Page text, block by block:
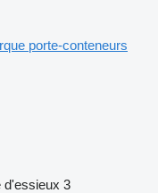
porte-conteneurs
d'essieux 3